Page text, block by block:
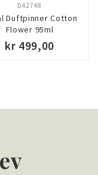
Duftpinner Cotton
Flower 95ml
D42748
kr 499,00